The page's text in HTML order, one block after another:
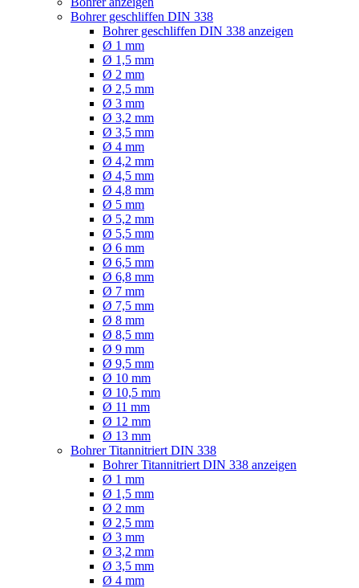
Bohrer geschliffen DIN 338
Bohrer geschliffen DIN 338 anzeigen
Ø 1 mm
Ø 1,5 mm
Ø 2 mm
Ø 2,5 mm
Ø 3 mm
Ø 3,2 mm
Ø 3,5 mm
Ø 4 mm
Ø 4,2 mm
Ø 4,5 mm
Ø 4,8 mm
Ø 5 mm
Ø 5,2 mm
Ø 5,5 mm
Ø 6 mm
Ø 6,5 mm
Ø 6,8 mm
Ø 7 mm
Ø 7,5 mm
Ø 8 mm
Ø 8,5 mm
Ø 9 mm
Ø 9,5 mm
Ø 10 mm
Ø 10,5 mm
Ø 11 mm
Ø 12 mm
Ø 13 mm
Bohrer Titannitriert DIN 338
Bohrer Titannitriert DIN 338 anzeigen
Ø 1 mm
Ø 1,5 mm
Ø 2 mm
Ø 2,5 mm
Ø 3 mm
Ø 3,2 mm
Ø 3,5 mm
Ø 4 mm